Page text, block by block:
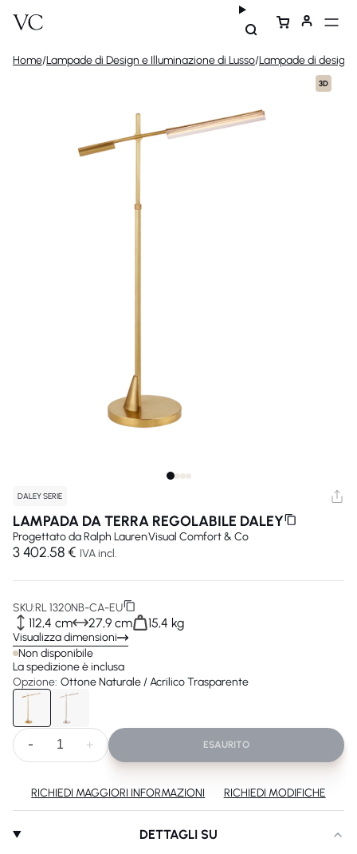
Home/Lampade di Design e Illuminazione di Lusso/Lampade di design
DETTAGLI SU
3D
DALEY SERIE
LAMPADA DA TERRA REGOLABILE DALEY
Progettato daRalph LaurenVisual Comfort & Co
3 402.58 € IVA incl.
SKU:RL 1320NB-CA-EU
112,4 cm 27,9 cm 15,4 kg
Visualizza dimensioni
Non disponibile
La spedizione è inclusa
Opzione: Ottone Naturale / Acrilico Trasparente
- + ESAURITO
RICHIEDI MAGGIORI INFORMAZIONI RICHIEDI MODIFICHE